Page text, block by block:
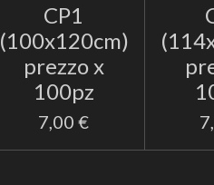
CP1
(100x120cm)
prezzo x
100pz
7,00 €